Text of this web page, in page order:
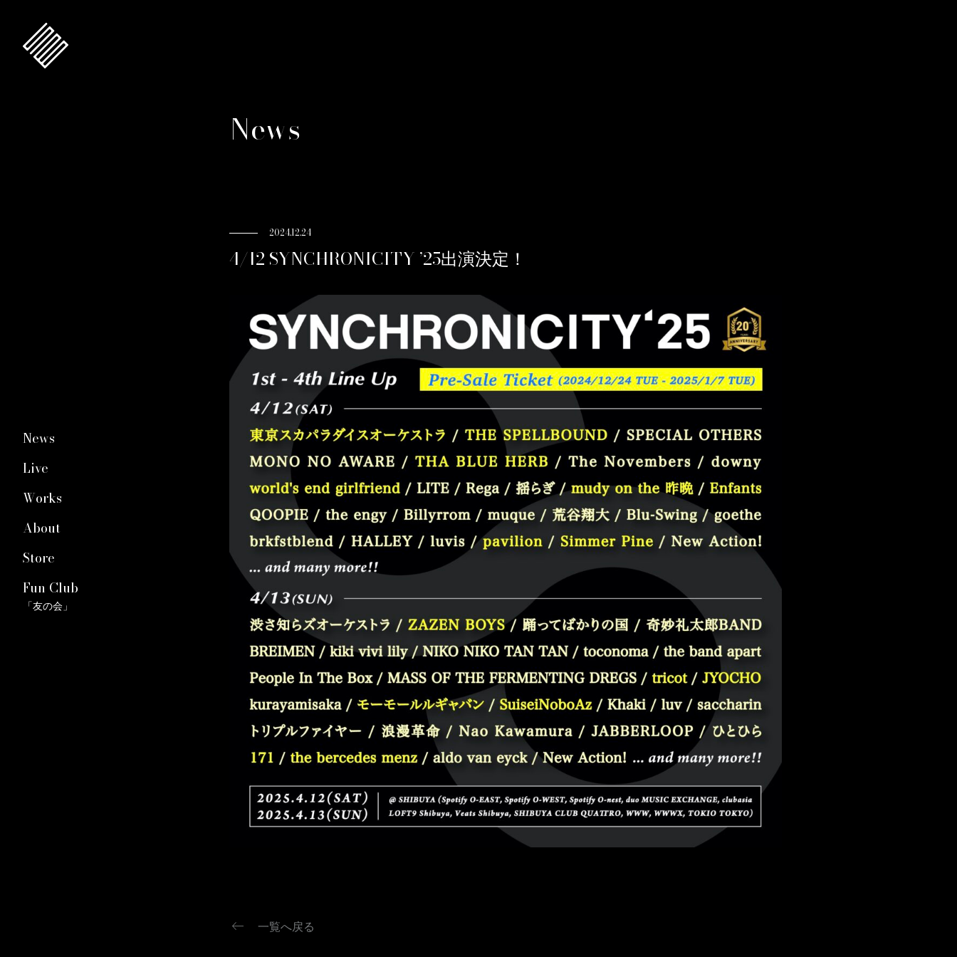
News
Live
Works
About
Store
Fun Club
「友の会」
News
2024.12.24
4/12 SYNCHRONICITY ’25出演決定！
keyboard_backspace 一覧へ戻る